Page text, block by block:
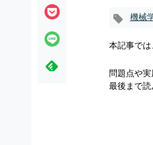
機械
本記事で
問題点や
最後まで読